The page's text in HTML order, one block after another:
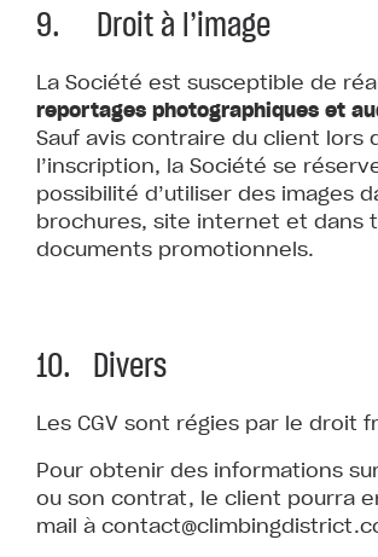
9. Droit à l’image
La Société est susceptible de
reportages photographiques et
Sauf avis contraire du client lors
l’inscription, la Société se
possibilité d’utiliser des images
brochures, site internet et dans
documents promotionnels.
10. Divers
Les CGV sont régies par le droit
Pour obtenir des informations
ou son contrat, le client pourra
mail à